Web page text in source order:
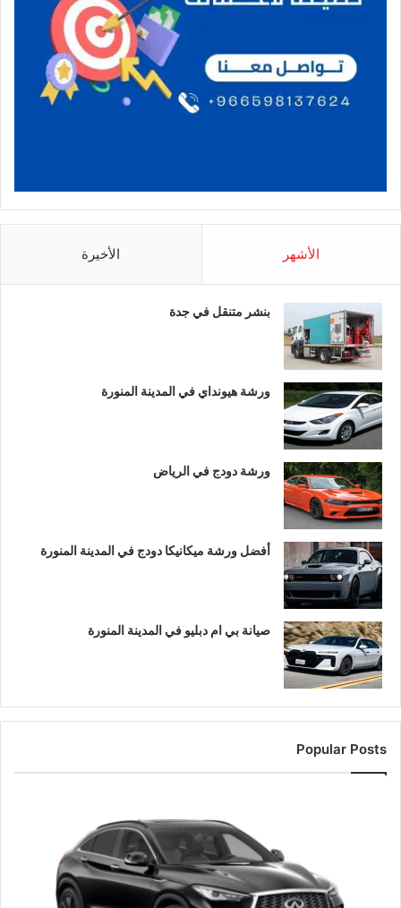
الأشهر الأخيرة
بنشر متنقل في جدة
ورشة هيونداي في المدينة المنورة
ورشة دودج في الرياض
أفضل ورشة ميكانيكا دودج في المدينة المنورة
صيانة بي ام دبليو في المدينة المنورة
Popular Posts